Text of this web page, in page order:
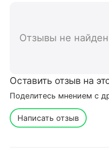
магазина
Отзывы не
Оставить отзыв на
Поделитесь мнением с
Написать отзыв